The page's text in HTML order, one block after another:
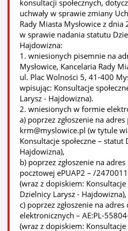
konsultacji społecznych,
uchwały w sprawie zmiany
Rady Miasta Mysłowice z dnia
w sprawie nadania statutu
Hajdowizna:
1. wniesionych pisemnie na
Mysłowice, Kancelaria Rady
ul. Plac Wolności 5, 41-400
wpisując: Konsultacje
Larysz - Hajdowizna).
2. wniesionych w formie
a) poprzez zgłoszenie na
krm@myslowice.pl (w tytule
Konsultacje społeczne – statut
Hajdowizna),
b) poprzez zgłoszenie na
pocztowej ePUAP2 – /
(wraz z dopiskiem: Konsultacje
Dzielnicy Larysz - Hajdowizna),
c) poprzez zgłoszenie na
elektronicznych – AE:PL-
(wraz z dopiskiem: Konsultacje